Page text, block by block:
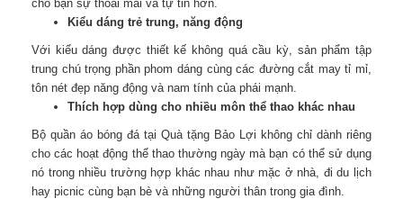
cho bạn sự thoải mái và tự tin hơn.
Kiểu dáng trẻ trung, năng động
Với kiểu dáng được thiết kế không quá cầu kỳ, sản phẩm tập
trung chú trọng phần phom dáng cùng các đường cắt may tỉ mỉ,
tôn nét đẹp năng động và nam tính của phái mạnh.
Thích hợp dùng cho nhiều môn thể thao khác nhau
Bộ quần áo bóng đá tại Quà tặng Bảo Lợi không chỉ dành riêng
cho các hoạt động thể thao thường ngày mà bạn có thể sử dụng
nó trong nhiều trường hợp khác nhau như mặc ở nhà, đi du lịch
hay picnic cùng bạn bè và những người thân trong gia đình.